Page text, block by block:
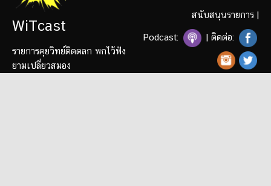
WiTcast
รายการคุยวิทย์ติดตลก พกไว้ฟัง
ยามเปลี่ยวสมอง
สนับสนุนรายการ |
Podcast: | ติดต่อ: